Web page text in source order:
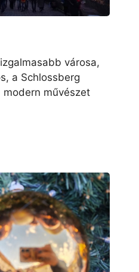
városa,
a Schlossberg
modern művészet